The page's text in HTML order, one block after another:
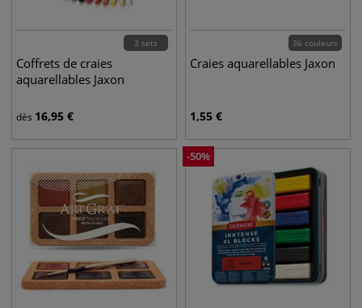
3 sets
Coffrets de craies
aquarellables Jaxon
dès 16,95 €
36 couleurs
Craies aquarellables Jaxon
1,55 €
-50%